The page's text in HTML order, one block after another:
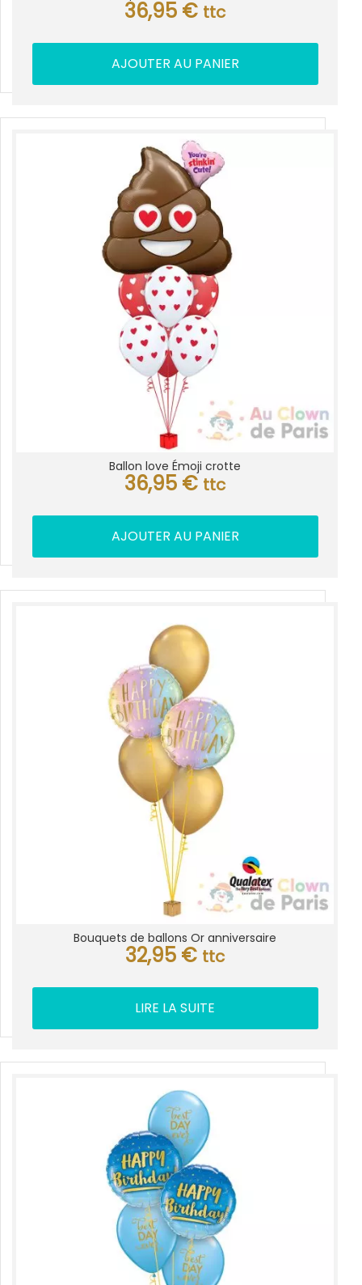
36,95 € ttc
AJOUTER AU PANIER
Ballon love Émoji crotte
36,95 € ttc
AJOUTER AU PANIER
Bouquets de ballons Or anniversaire
32,95 € ttc
LIRE LA SUITE